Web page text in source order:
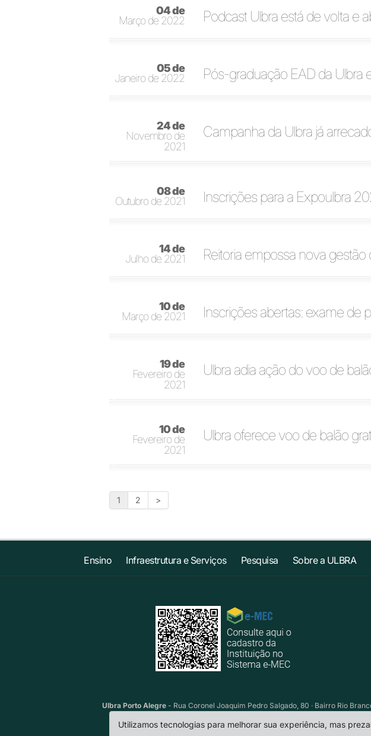
04 de
Março de 2022
Podcast Ulbra está de volta e
05 de
Janeiro de 2022
Pós-graduação EAD da Ulbra
24 de
Novembro de
2021
Campanha da Ulbra já
08 de
Outubro de 2021
Inscrições para a Expoulbra
14 de
Julho de 2021
Reitoria empossa nova gestão
10 de
Março de 2021
Inscrições abertas: exame de
19 de
Fevereiro de
2021
Ulbra adia ação do voo de
10 de
Fevereiro de
2021
Ulbra oferece voo de balão
1 2 >
Ensino Infraestrutura e Serviços Pesquisa Sobre a ULBRA
Ulbra Porto Alegre- Rua Coronel Joaquim Pedro Salgado, 80 · Bairro Rio
Utilizamos tecnologias para melhorar sua experiência, mas